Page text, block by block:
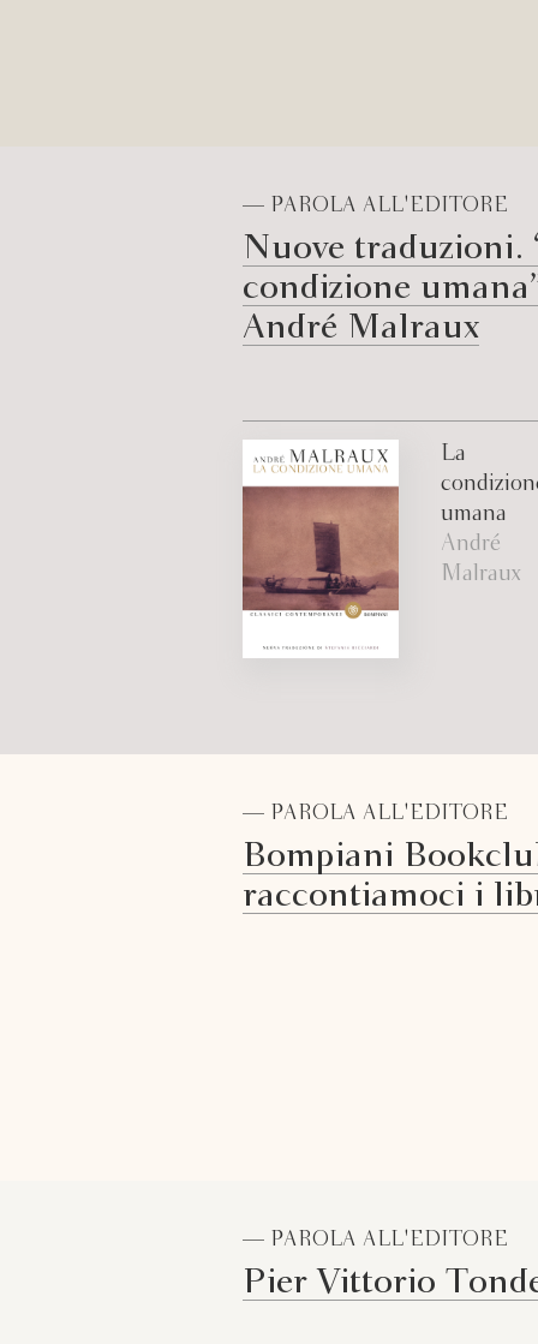
— PAROLA ALL'EDITORE
Nuove traduzioni.
condizione
André Malraux
La
umana
André
Malraux
— PAROLA ALL'EDITORE
Bompiani
raccontiamoci i
— PAROLA ALL'EDITORE
Pier Vittorio